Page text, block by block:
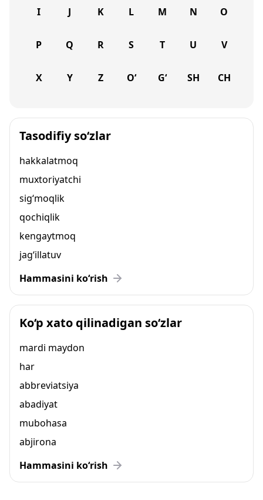
I J K L M N O
P Q R S T U V
X Y Z O‘ G‘ SH CH
Tasodifiy so‘zlar
hakkalatmoq
muxtoriyatchi
sig‘moqlik
qochiqlik
kengaytmoq
jag‘illatuv
Hammasini ko‘rish
Ko‘p xato qilinadigan so‘zlar
mardi maydon
har
abbreviatsiya
abadiyat
mubohasa
abjirona
Hammasini ko‘rish